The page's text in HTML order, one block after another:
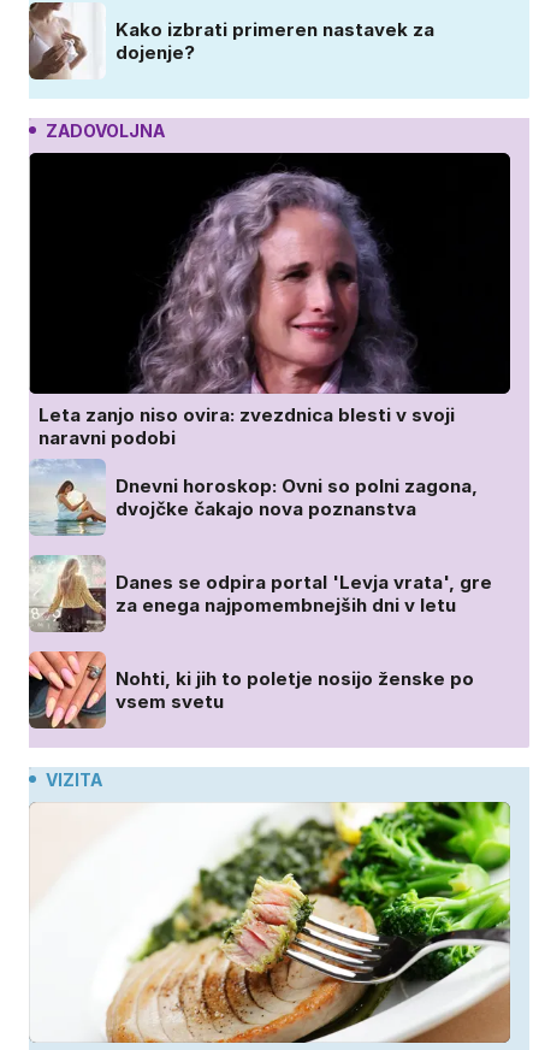
Kako izbrati primeren nastavek za
dojenje?
ZADOVOLJNA
Leta zanjo niso ovira: zvezdnica blesti v svoji
naravni podobi
Dnevni horoskop: Ovni so polni zagona,
dvojčke čakajo nova poznanstva
Danes se odpira portal 'Levja vrata', gre
za enega najpomembnejših dni v letu
Nohti, ki jih to poletje nosijo ženske po
vsem svetu
VIZITA